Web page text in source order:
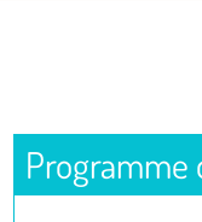
Programme